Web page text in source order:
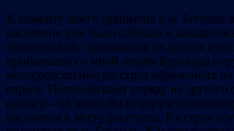
К моменту моего прибытия в м. Бегомль
население уже было собрано и
полицейских, прибывших из других
прибывшим со мной людям Буркхард
непосредственно расстрел обреченных
евреев. Полицейскому отряду из другого
(какого – не знаю) было поручено
населения к месту расстрела. Расстрел